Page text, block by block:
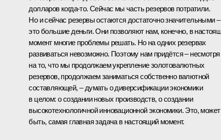
долларов когда‑то. Сейчас мы часть резервов потратили.
Но и сейчас резервы остаются достаточно значительными –
это большие деньги. Они позволяют нам, конечно, в
момент многие проблемы решать. Но на одних резервах
развиваться невозможно. Поэтому нам придётся – несмотря
на то, что мы продолжаем укрепление золотовалютных
резервов, продолжаем заниматься собственно валютной
составляющей, – думать о диверсификации экономики
в целом: о создании новых производств, о создании
высокотехнологичной инновационной экономики. Это, может
быть, самая главная задача в настоящий момент.